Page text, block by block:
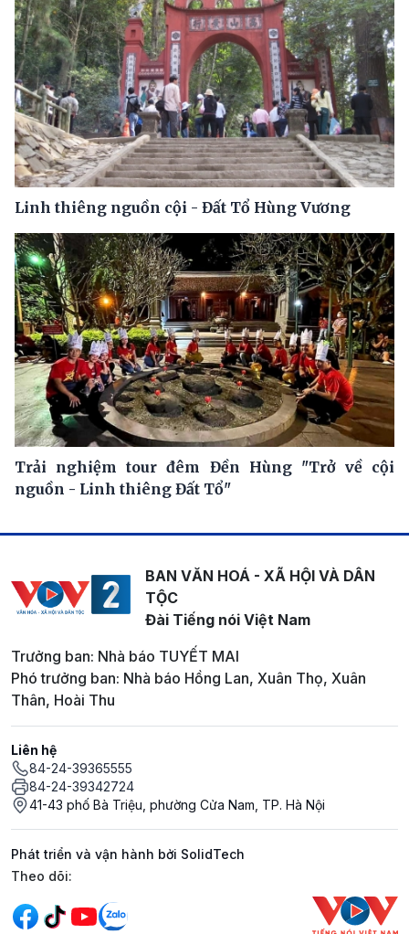
Linh thiêng nguồn cội - Đất Tổ Hùng Vương
Trải nghiệm tour đêm Đền Hùng "Trở về cội
nguồn - Linh thiêng Đất Tổ"
BAN VĂN HOÁ - XÃ HỘI VÀ DÂN
TỘC
Đài Tiếng nói Việt Nam
Trưởng ban: Nhà báo TUYẾT MAI
Phó trưởng ban: Nhà báo Hồng Lan, Xuân Thọ, Xuân
Thân, Hoài Thu
Liên hệ
84-24-39365555
84-24-39342724
41-43 phố Bà Triệu, phường Cửa Nam, TP. Hà Nội
Phát triển và vận hành bởi SolidTech
Mạng xã hội
Theo dõi: